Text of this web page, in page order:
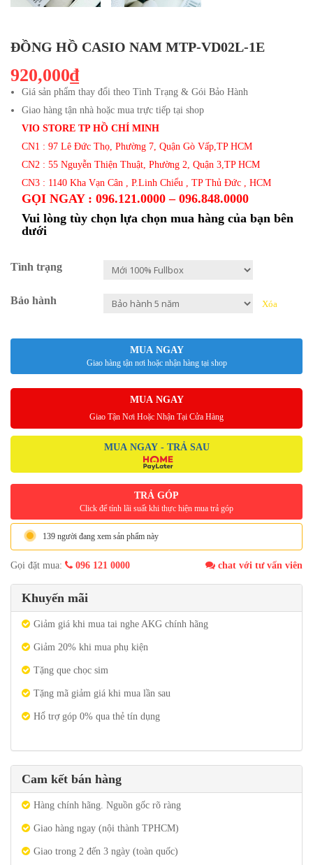
ĐỒNG HỒ CASIO NAM MTP-VD02L-1E
920,000₫
Giá sản phẩm thay đổi theo Tình Trạng & Gói Bảo Hành
Giao hàng tận nhà hoặc mua trực tiếp tại shop
VIO STORE TP HỒ CHÍ MINH
CN1 : 97 Lê Đức Thọ, Phường 7, Quận Gò Vấp,TP HCM
CN2 : 55 Nguyễn Thiện Thuật, Phường 2, Quận 3,TP HCM
CN3 : 1140 Kha Vạn Cân , P.Linh Chiểu , TP Thủ Đức , HCM
GỌI NGAY : 096.121.0000 – 096.848.0000
Vui lòng tùy chọn lựa chọn mua hàng của bạn bên
dưới
Tình trạng
Bảo hành Xóa
MUA NGAY
Giao hàng tận nơi hoặc nhận hàng tại shop
MUA NGAY
Giao Tận Nơi Hoặc Nhận Tại Cửa Hàng
MUA NGAY - TRẢ SAU
TRẢ GÓP
Click để tính lãi suất khi thực hiện mua trả góp
139 người đang xem sản phẩm này
Gọi đặt mua: 096 121 0000 chat với tư vấn viên
Khuyến mãi
Giảm giá khi mua tai nghe AKG chính hãng
Giảm 20% khi mua phụ kiện
Tặng que chọc sim
Tặng mã giảm giá khi mua lần sau
Hổ trợ góp 0% qua thẻ tín dụng
Cam kết bán hàng
Hàng chính hãng. Nguồn gốc rõ ràng
Giao hàng ngay (nội thành TPHCM)
Giao trong 2 đến 3 ngày (toàn quốc)